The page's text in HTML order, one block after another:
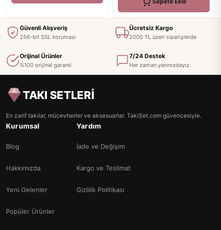
Güvenli Alışveriş
256-bit SSL koruması
Ücretsiz Kargo
2000 TL üzeri siparişlerde
Orijinal Ürünler
%100 orijinal garanti
7/24 Destek
Her zaman yanınızdayız
TAKI SETLERİ
En zarif takılar, mücevherler ve aksesuarlar. TakiSet.com güvencesiyle.
Kurumsal
Blog
Hakkımızda
Yeni Gelenler
Popüler Ürünler
Yardım
İade ve Değişim
Kargo ve Teslimat
Gizlilik Politikası